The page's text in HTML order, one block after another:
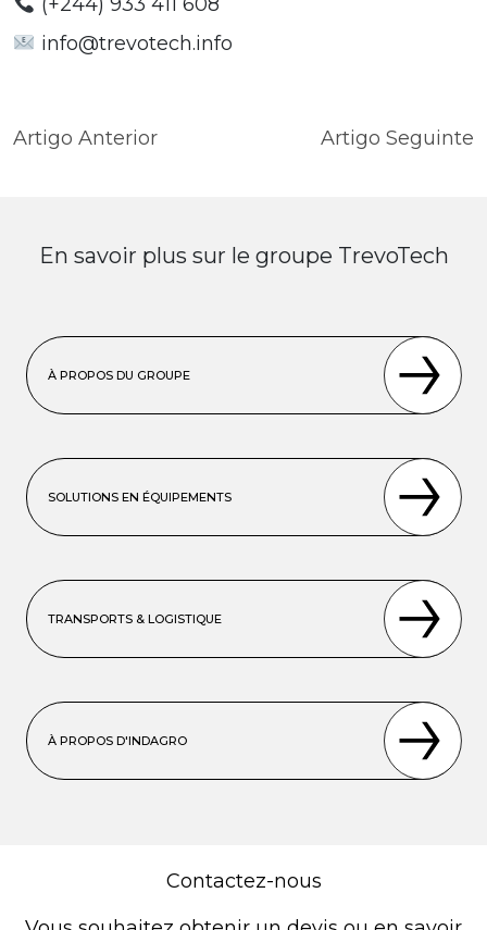
info@trevotech.info
Navigation
Artigo Anterior Artigo Seguinte
En savoir plus sur le groupe TrevoTech
À PROPOS DU GROUPE
SOLUTIONS EN ÉQUIPEMENTS
TRANSPORTS & LOGISTIQUE
À PROPOS D'INDAGRO
Contactez-nous